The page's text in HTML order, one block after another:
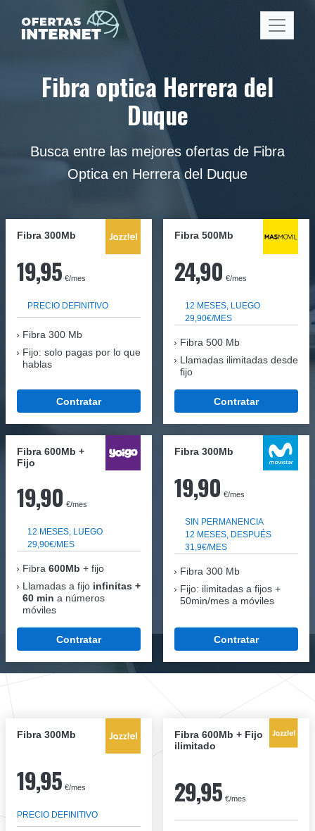
Fibra optica Herrera del
Duque
Busca entre las mejores ofertas de Fibra
Optica en Herrera del Duque
Fibra 300Mb
19,95 €/mes
PRECIO DEFINITIVO
Fibra 300 Mb
Fijo: solo pagas por lo que
hablas
Contratar
Fibra 500Mb
24,90 €/mes
12 MESES, LUEGO
29,90€/MES
Fibra 500 Mb
Llamadas ilimitadas desde
fijo
Contratar
Fibra 600Mb +
Fijo
19,90 €/mes
12 MESES, LUEGO
29,90€/MES
Fibra 600Mb + fijo
Llamadas a fijo infinitas +
60 min a números
móviles
Contratar
Fibra 300Mb
19,90 €/mes
SIN PERMANENCIA
12 MESES, DESPUÉS
31,9€/MES
Fibra 300 Mb
Fijo: ilimitadas a fijos +
50min/mes a móviles
Contratar
Fibra 300Mb
19,95 €/mes
PRECIO DEFINITIVO
Fibra 600Mb + Fijo
ilimitado
29,95 €/mes